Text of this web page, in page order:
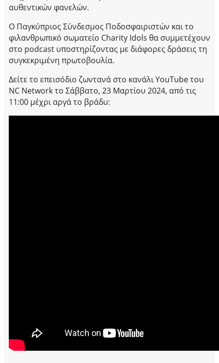
αυθεντικών φανελών.
Ο Παγκύπριος Σύνδεσμος Ποδοσφαιριστών και το
φιλανθρωπικό σωματείο Charity Idols θα συμμετέχουν
στο podcast υποστηρίζοντας με διάφορες δράσεις τη
συγκεκριμένη πρωτοβουλία.
Δείτε το επεισόδιο ζωντανά στο κανάλι YouTube του
NC Network το Σάββατο, 23 Μαρτίου 2024, από τις
11:00 μέχρι αργά το βράδυ: